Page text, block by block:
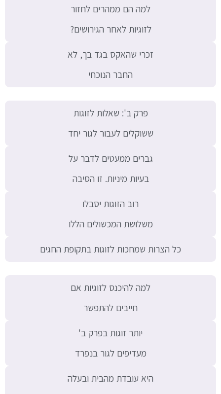
למה הם ממהרים לחזור
לזוגיות לאחר הגירושים?
זכרי שהאקס בגד בך, לא
החבר הנוכחי
פרק ב': שאלות לזוגות
ששוקלים לעבור לגור יחד
גברים ממעטים לדבר על
בעיות מיניות. זו הסיבה
רוב הזוגות יסבלו
משלושת המכשולים הללו
כל הצרות שמחכות לזוגות בתקופת החגים
למה להיכנס לזוגיות אם
חייבים להתפשר
יותר זוגות בפרק ב'
מעדיפים לגור בנפרד
היא עובדת מהבית ובעלה